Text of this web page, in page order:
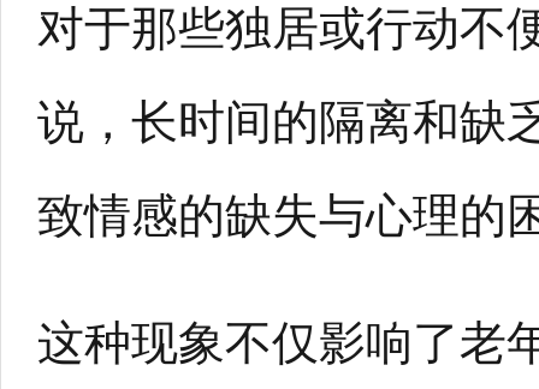
对于那些独居或行动不
说，长时间的隔离和缺
致情感的缺失与心理的
这种现象不仅影响了老